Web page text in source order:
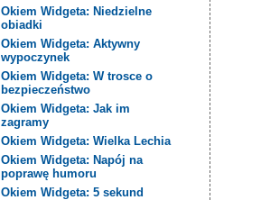
Okiem Widgeta: Niedzielne
obiadki
Okiem Widgeta: Aktywny
wypoczynek
Okiem Widgeta: W trosce o
bezpieczeństwo
Okiem Widgeta: Jak im
zagramy
Okiem Widgeta: Wielka Lechia
Okiem Widgeta: Napój na
poprawę humoru
Okiem Widgeta: 5 sekund